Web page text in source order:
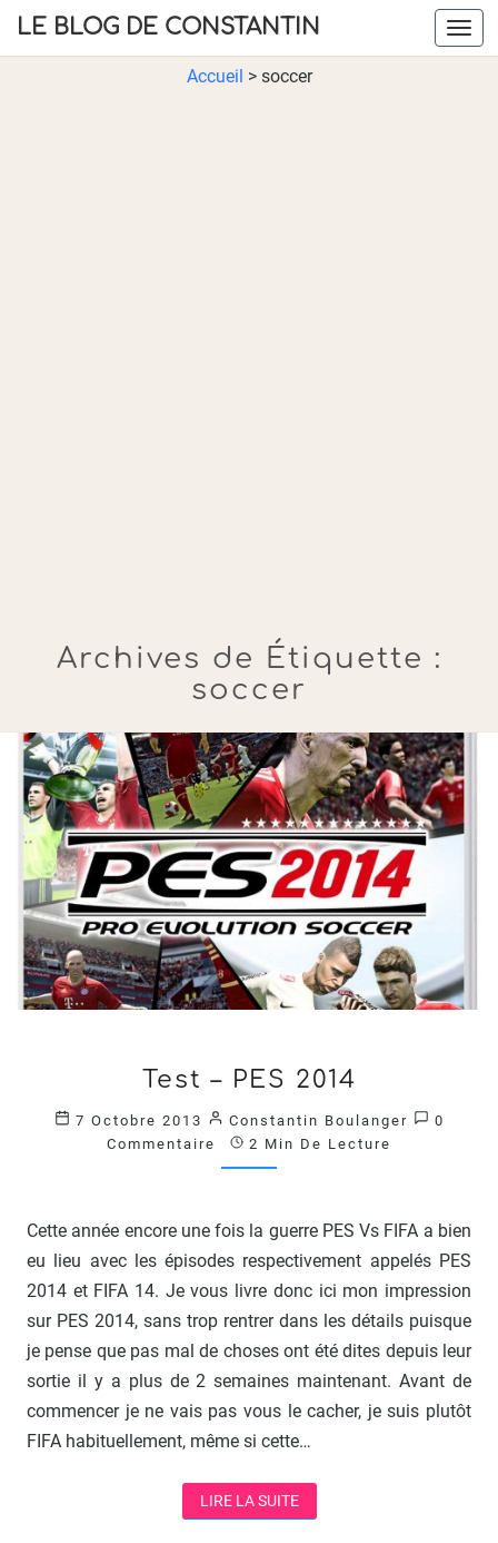
LE BLOG DE CONSTANTIN
Accueil > soccer
Archives de Étiquette :
soccer
–
2014
?
Test – PES 2014
7 Octobre 2013 Constantin Boulanger
0
Commentaire
2 Min De Lecture
Cette année encore une fois la guerre PES Vs FIFA a bien
eu lieu avec les épisodes respectivement appelés PES
2014 et FIFA 14. Je vous livre donc ici mon impression
sur PES 2014, sans trop rentrer dans les détails puisque
je pense que pas mal de choses ont été dites depuis leur
sortie il y a plus de 2 semaines maintenant. Avant de
commencer je ne vais pas vous le cacher, je suis plutôt
FIFA habituellement, même si cette…
LIRE LA SUITELIRE LA SUITE